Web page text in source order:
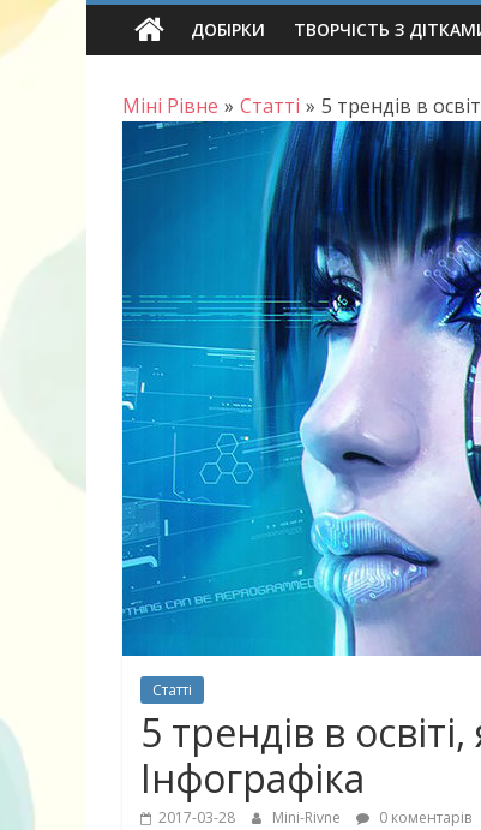
Skip
ДОБІРКИ ТВОРЧІСТЬ З
Міні Рівне » Статті » 5 трендів в
Статті
5 трендів в
Інфографіка
2017-03-28 Mini-Rivne 0 коментарів